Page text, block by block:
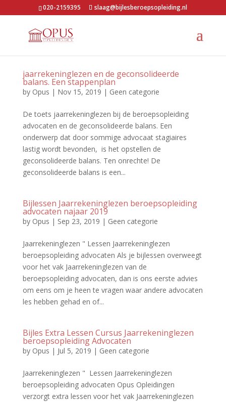
020-2159395 slaag@bijlesberoepsopleiding.nl
jaarrekeninglezen en de geconsolideerde
balans. Een stappenplan
by Opus | Nov 15, 2019 | Geen categorie
De toets jaarrekeninglezen bij de beroepsopleiding
advocaten en de geconsolideerde balans. Een
onderwerp dat door sommige advocaat stagiaires
lastig wordt bevonden, is het opstellen de
geconsolideerde balans. Ten onrechte! De
geconsolideerde balans is een...
Bijlessen Jaarrekeninglezen beroepsopleiding
advocaten najaar 2019
by Opus | Sep 23, 2019 | Geen categorie
Jaarrekeninglezen " Lessen Jaarrekeninglezen
beroepsopleiding advocaten Als je bijlessen overweegt
voor het vak Jaarrekeninglezen van de
beroepsopleiding advocaten, dan is ons eerste advies
om eens om je heen te vragen waar andere advocaten
les hebben gehad en of...
Bijles Extra Lessen Cursus Jaarrekeninglezen
beroepsopleiding Advocaten
by Opus | Jul 5, 2019 | Geen categorie
Jaarrekeninglezen " Lessen Jaarrekeninglezen
beroepsopleiding advocaten Opus Opleidingen
verzorgt extra lessen voor het vak Jaarrekeninglezen